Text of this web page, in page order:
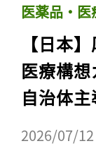
医薬品・
【日本
医療構想
自治体
2026/07/12